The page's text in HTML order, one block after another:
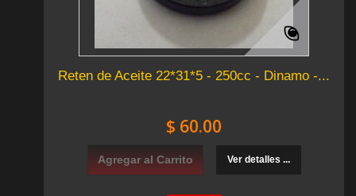
Reten de Aceite 22*31*5 - 250cc - Dinamo -...
$ 60.00
Agregar al Carrito Ver detalles ...